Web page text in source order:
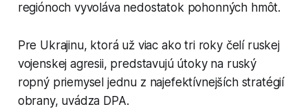
regiónoch vyvoláva nedostatok pohonných hmôt.
Pre Ukrajinu, ktorá už viac ako tri roky čelí ruskej
vojenskej agresii, predstavujú útoky na ruský
ropný priemysel jednu z najefektívnejších stratégií
obrany, uvádza DPA.